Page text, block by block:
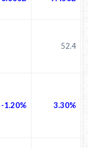
52.4
-1.20% 3.30%